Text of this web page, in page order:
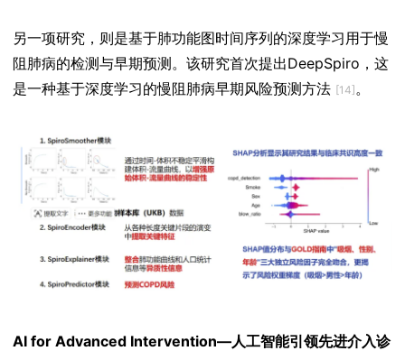
另一项研究，则是基于肺功能图时间序列的深度学习用于慢
阻肺病的检测与早期预测。该研究首次提出DeepSpiro，这
是一种基于深度学习的慢阻肺病早期风险预测方法 [14] 。
AI for Advanced Intervention—人工智能引领先进介入诊